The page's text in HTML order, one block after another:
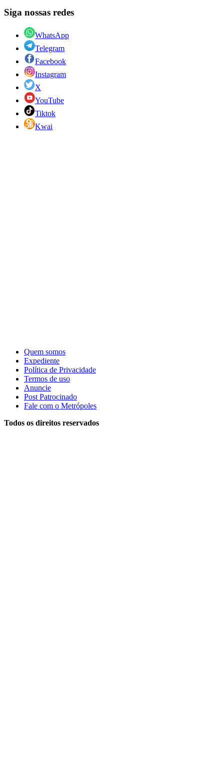
Siga nossas redes
WhatsApp
Telegram
Facebook
Instagram
X
YouTube
Tiktok
Kwai
Quem somos
Expediente
Política de Privacidade
Termos de uso
Anuncie
Post Patrocinado
Fale com o Metrópoles
Todos os direitos reservados